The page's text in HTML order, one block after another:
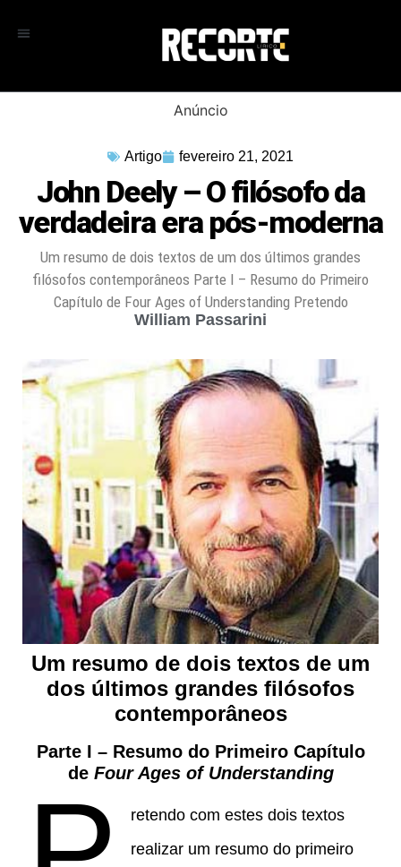
Anúncio
Artigo fevereiro 21, 2021
John Deely – O filósofo da
verdadeira era pós-moderna
Um resumo de dois textos de um dos últimos grandes
filósofos contemporâneos Parte I – Resumo do Primeiro
Capítulo de Four Ages of Understanding Pretendo
William Passarini
Um resumo de dois textos de um
dos últimos grandes filósofos
contemporâneos
Parte I – Resumo do Primeiro Capítulo
de Four Ages of Understanding
retendo com estes dois textos
realizar um resumo do primeiro